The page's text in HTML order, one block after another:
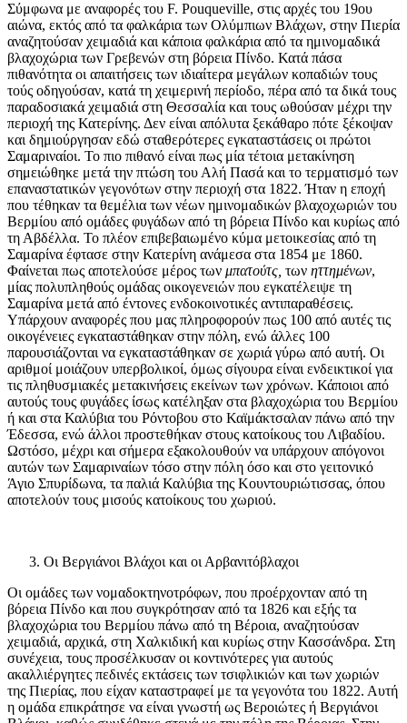
Σύμφωνα με αναφορές του F. Pouqueville, στις αρχές του 19ου
αιώνα, εκτός από τα φαλκάρια των Ολύμπιων Βλάχων, στην Πιερία
αναζητούσαν χειμαδιά και κάποια φαλκάρια από τα ημινομαδικά
βλαχοχώρια των Γρεβενών στη βόρεια Πίνδο. Κατά πάσα
πιθανότητα οι απαιτήσεις των ιδιαίτερα μεγάλων κοπαδιών τους
τούς οδηγούσαν, κατά τη χειμερινή περίοδο, πέρα από τα δικά τους
παραδοσιακά χειμαδιά στη Θεσσαλία και τους ωθούσαν μέχρι την
περιοχή της Κατερίνης. Δεν είναι απόλυτα ξεκάθαρο πότε ξέκοψαν
και δημιούργησαν εδώ σταθερότερες εγκαταστάσεις οι πρώτοι
Σαμαριναίοι. Το πιο πιθανό είναι πως μία τέτοια μετακίνηση
σημειώθηκε μετά την πτώση του Αλή Πασά και το τερματισμό των
επαναστατικών γεγονότων στην περιοχή στα 1822. Ήταν η εποχή
που τέθηκαν τα θεμέλια των νέων ημινομαδικών βλαχοχωριών του
Βερμίου από ομάδες φυγάδων από τη βόρεια Πίνδο και κυρίως από
τη Αβδέλλα. Το πλέον επιβεβαιωμένο κύμα μετοικεσίας από τη
Σαμαρίνα έφτασε στην Κατερίνη ανάμεσα στα 1854 με 1860.
Φαίνεται πως αποτελούσε μέρος των μπατούτς, των ηττημένων,
μίας πολυπληθούς ομάδας οικογενειών που εγκατέλειψε τη
Σαμαρίνα μετά από έντονες ενδοκοινοτικές αντιπαραθέσεις.
Υπάρχουν αναφορές που μας πληροφορούν πως 100 από αυτές τις
οικογένειες εγκαταστάθηκαν στην πόλη, ενώ άλλες 100
παρουσιάζονται να εγκαταστάθηκαν σε χωριά γύρω από αυτή. Οι
αριθμοί μοιάζουν υπερβολικοί, όμως σίγουρα είναι ενδεικτικοί για
τις πληθυσμιακές μετακινήσεις εκείνων των χρόνων. Κάποιοι από
αυτούς τους φυγάδες ίσως κατέληξαν στα βλαχοχώρια του Βερμίου
ή και στα Καλύβια του Ρόντοβου στο Καϊμάκτσαλαν πάνω από την
Έδεσσα, ενώ άλλοι προστεθήκαν στους κατοίκους του Λιβαδίου.
Ωστόσο, μέχρι και σήμερα εξακολουθούν να υπάρχουν απόγονοι
αυτών των Σαμαριναίων τόσο στην πόλη όσο και στο γειτονικό
Άγιο Σπυρίδωνα, τα παλιά Καλύβια της Κουντουριώτισσας, όπου
αποτελούν τους μισούς κατοίκους του χωριού.
Οι Βεργιάνοι Βλάχοι και οι Αρβανιτόβλαχοι
Οι ομάδες των νομαδοκτηνοτρόφων, που προέρχονταν από τη
βόρεια Πίνδο και που συγκρότησαν από τα 1826 και εξής τα
βλαχοχώρια του Βερμίου πάνω από τη Βέροια, αναζητούσαν
χειμαδιά, αρχικά, στη Χαλκιδική και κυρίως στην Κασσάνδρα. Στη
συνέχεια, τους προσέλκυσαν οι κοντινότερες για αυτούς
ακαλλιέργητες πεδινές εκτάσεις των τσιφλικιών και των χωριών
της Πιερίας, που είχαν καταστραφεί με τα γεγονότα του 1822. Αυτή
η ομάδα επικράτησε να είναι γνωστή ως Βεροιώτες ή Βεργιάνοι